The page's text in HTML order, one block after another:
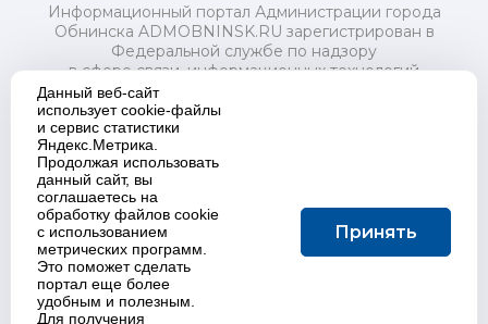
Информационный портал Администрации города
Обнинска ADMOBNINSK.RU зарегистрирован в
Федеральной службе по надзору
в сфере связи, информационных технологий
и массовых коммуникаций (Роскомнадзор) 24 июля
2018 года.
Свидетельство о регистрации Эл № ФС77-73321
Учредитель: Администрация (исполнительно-
распорядительный орган) городского округа "Город
Обнинск". Главный редактор: Байкова Е.А.
Адрес электронной почты Редакции:
redactor@admobninsk.ru
Телефон Редакции: +7 (484) 395-85-85
Настоящий ресурс содержит материалы 18+
Политика в отношении обработки персональных
Данный веб-сайт
использует cookie-файлы
и сервис статистики
Яндекс.Метрика.
Продолжая использовать
данный сайт, вы
соглашаетесь на
обработку файлов cookie
с использованием
метрических программ.
Это поможет сделать
портал еще более
удобным и полезным.
Для получения
Принять